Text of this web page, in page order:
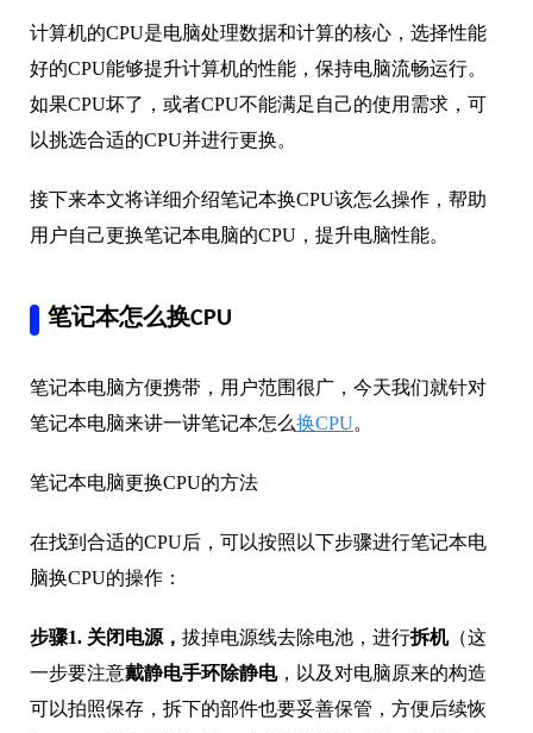
计算机的CPU是电脑处理数据和计算的核心，选择性能
好的CPU能够提升计算机的性能，保持电脑流畅运行。
如果CPU坏了，或者CPU不能满足自己的使用需求，可
以挑选合适的CPU并进行更换。
接下来本文将详细介绍笔记本换CPU该怎么操作，帮助
用户自己更换笔记本电脑的CPU，提升电脑性能。
笔记本怎么换CPU
笔记本电脑方便携带，用户范围很广，今天我们就针对
笔记本电脑来讲一讲笔记本怎么换CPU。
笔记本电脑更换CPU的方法
在找到合适的CPU后，可以按照以下步骤进行笔记本电
脑换CPU的操作：
步骤1. 关闭电源， 拔掉电源线去除电池，进行拆机（这
一步要注意戴静电手环除静电，以及对电脑原来的构造
可以拍照保存，拆下的部件也要妥善保管，方便后续恢